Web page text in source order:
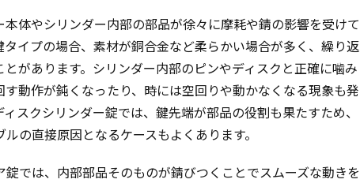
体やシリンダー内部の部品が徐々に摩耗や錆の影響を受けて
イプの場合、素材が銅合金など柔らかい場合が多く、繰り返
があります。シリンダー内部のピンやディスクと正確に噛み
動作が鈍くなったり、時には空回りや動かなくなる現象も発
スクシリンダー錠では、鍵先端が部品の役割も果たすため、
の直接原因となるケースもよくあります。
では、内部部品そのものが錆びつくことでスムーズな動きを